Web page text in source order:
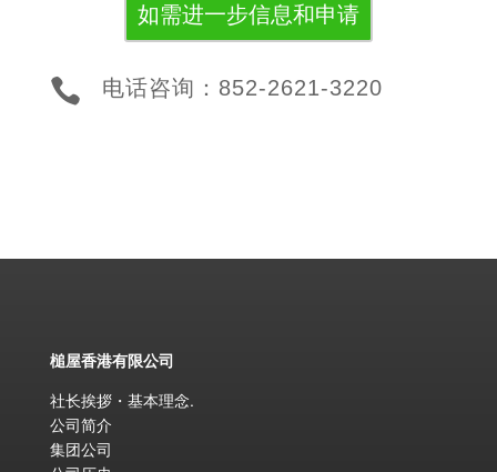
如需进一步信息和申请
 电话咨询：852-2621-3220
槌屋香港有限公司
社长挨拶・基本理念.
公司简介
集团公司